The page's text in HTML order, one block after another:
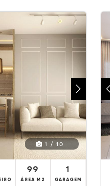
1 / 10
99
ÁREA M2
1
GARAGEM